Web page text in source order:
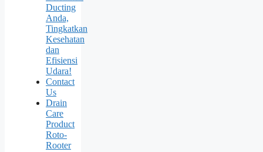
Ducting
Anda,
Tingkatkan
Kesehatan
dan
Efisiensi
Udara!
Contact
Us
Drain
Care
Product
Roto-
Rooter